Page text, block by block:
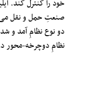
خود را کنترل کند.
صنعتِ حمل و نقل
دو نوع نظامِ آمد و
نظامِ دوچرخه-محور